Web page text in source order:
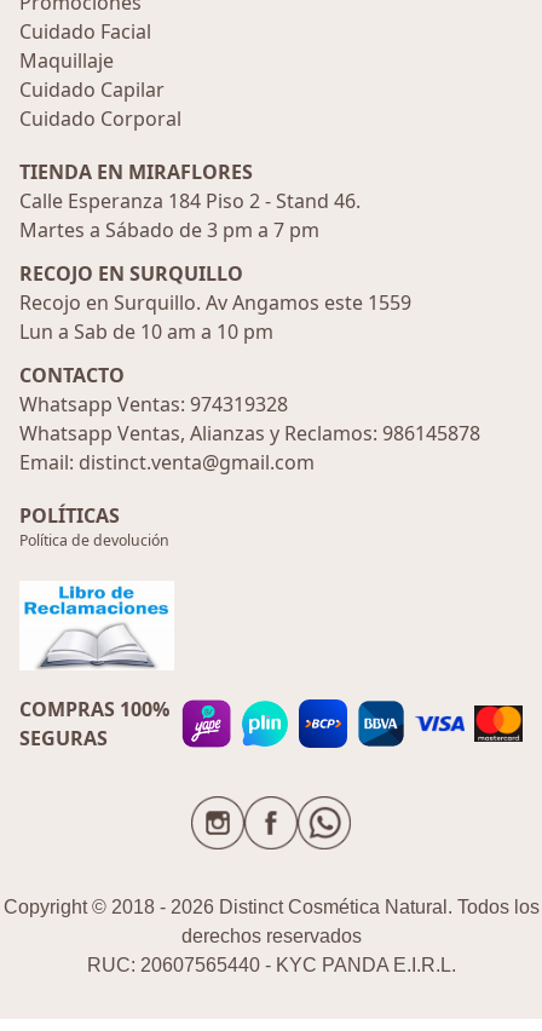
Cuidado Facial
Maquillaje
Cuidado Capilar
Cuidado Corporal
TIENDA EN MIRAFLORES
Calle Esperanza 184 Piso 2 - Stand 46.
Martes a Sábado de 3 pm a 7 pm
RECOJO EN SURQUILLO
Recojo en Surquillo. Av Angamos este 1559
Lun a Sab de 10 am a 10 pm
CONTACTO
Whatsapp Ventas: 974319328
Whatsapp Ventas, Alianzas y Reclamos: 986145878
Email: distinct.venta@gmail.com
POLÍTICAS
Política de devolución
COMPRAS 100%
SEGURAS
Copyright © 2018 - 2026 Distinct Cosmética Natural. Todos los
derechos reservados
RUC: 20607565440 - KYC PANDA E.I.R.L.